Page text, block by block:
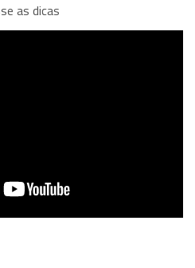
as dicas